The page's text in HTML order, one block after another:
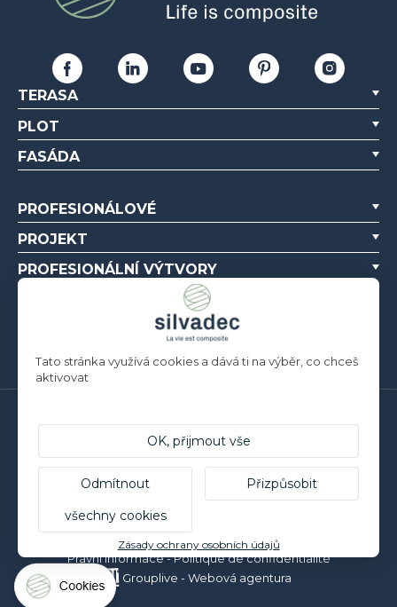
TERASA
PLOT
FASÁDA
PROFESIONÁLOVÉ
PROJEKT
PROFESIONÁLNÍ VÝTVORY
Silvadec France
Parc d’Activités de l’Estuaire
F-56190 ARZAL | T. +33 (0)2 97 450 900
Silvadec Deutschland
Ludwig-Erhard-Straße 3
D-84069 Schierling | T. +49 9451 9443 500
© Silvadec - Všechna práva vyhrazena - Nesmluvní fotografie
Právní informace-Politique de confidentialité
Grouplive - Webová agentura
Tato stránka využívá cookies a dává ti na výběr, co chceš
aktivovat
OK, přijmout vše
Odmítnout
všechny cookies
Přizpůsobit
Zásady ochrany osobních údajů